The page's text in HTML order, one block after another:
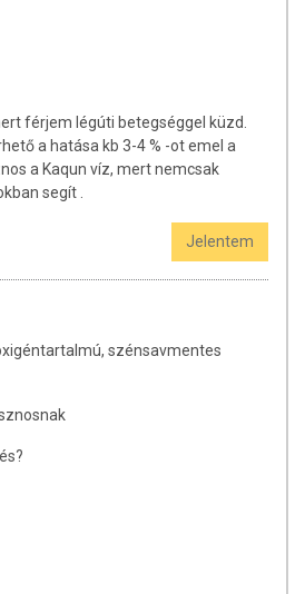
Kft.
kiegyensúlyozott, vegyes étrendet és az
nem gyógyít betegségeket! A termék
alkalmas! Betegség esetén
kezelőorvosával. Az ajánlott napi
férjem légúti betegséggel küzd.
a hatása kb 3-4 % -ot emel a
a Kaqun víz, mert nemcsak
segít .
Jelentem
szénsavmentes